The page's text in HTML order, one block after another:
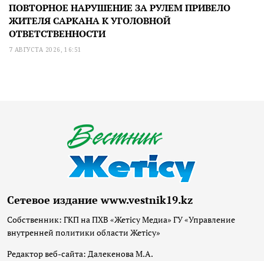
ПОВТОРНОЕ НАРУШЕНИЕ ЗА РУЛЕМ ПРИВЕЛО
ЖИТЕЛЯ САРКАНА К УГОЛОВНОЙ
ОТВЕТСТВЕННОСТИ
7 АВГУСТА 2026, 16:51
Сетевое издание www.vestnik19.kz
Собственник: ГКП на ПХВ «Жетісу Медиа» ГУ «Управление
внутренней политики области Жетісу»
Редактор веб-сайта: Далекенова М.А.